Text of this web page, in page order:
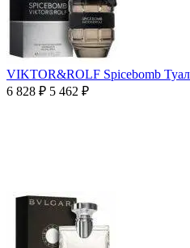
VIKTOR&ROLF Spicebomb
6 828 ₽ 5 462 ₽